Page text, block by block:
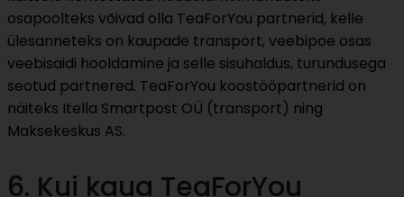
osapoolteks võivad olla TeaForYou partnerid, kelle
ülesanneteks on kaupade transport, veebipoe osas
veebisaidi hooldamine ja selle sisuhaldus, turundusega
seotud partnered. TeaForYou koostööpartnerid on
näiteks Itella Smartpost OÜ (transport) ning
Maksekeskus AS.
6. Kui kaua TeaForYou